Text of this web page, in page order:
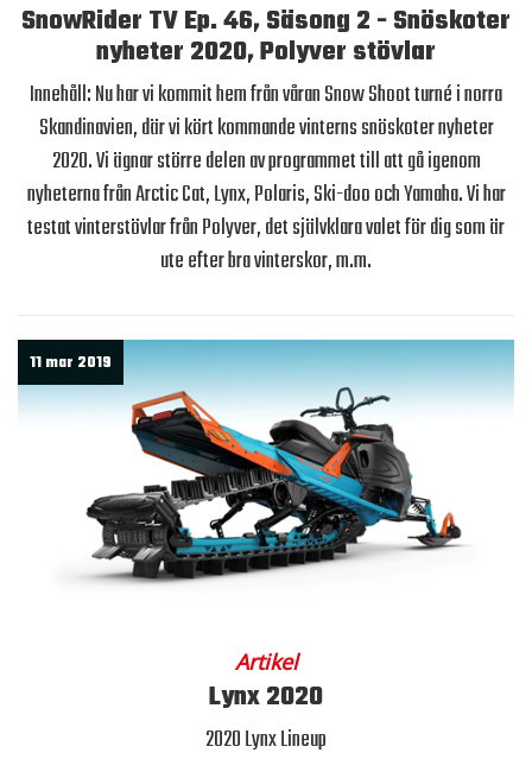
SnowRider TV Ep. 46, Säsong 2 - Snöskoter
nyheter 2020, Polyver stövlar
Innehåll: Nu har vi kommit hem från våran Snow Shoot turné i norra
Skandinavien, där vi kört kommande vinterns snöskoter nyheter
2020. Vi ägnar större delen av programmet till att gå igenom
nyheterna från Arctic Cat, Lynx, Polaris, Ski-doo och Yamaha. Vi har
testat vinterstövlar från Polyver, det självklara valet för dig som är
ute efter bra vinterskor, m.m.
11 mar 2019
Artikel
Lynx 2020
2020 Lynx Lineup